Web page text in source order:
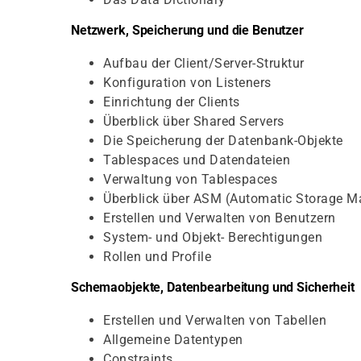
Netzwerk, Speicherung und die Benutzer
Aufbau der Client/Server-Struktur
Konfiguration von Listeners
Einrichtung der Clients
Überblick über Shared Servers
Die Speicherung der Datenbank-Objekte
Tablespaces und Datendateien
Verwaltung von Tablespaces
Überblick über ASM (Automatic Storage
Erstellen und Verwalten von Benutzern
System- und Objekt- Berechtigungen
Rollen und Profile
Schemaobjekte, Datenbearbeitung und Sicherheit
Erstellen und Verwalten von Tabellen
Allgemeine Datentypen